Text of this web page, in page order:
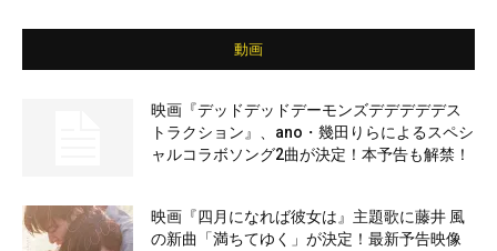
動画
映画『デッドデッドデーモンズデデデデデス
トラクション』、ano・幾田りらによるスペシ
ャルコラボソング2曲が決定！本予告も解禁！
映画『四月になれば彼女は』主題歌に藤井 風
の新曲「満ちてゆく」が決定！最新予告映像